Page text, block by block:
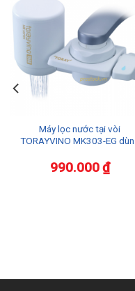
Máy lọc nước tại vòi
TORAYVINO MK303-EG dùng
990.000₫